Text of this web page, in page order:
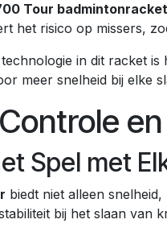
Tour badmintonracket
het risico op missers,
in dit racket is
meer snelheid bij elke
Spel met
biedt niet alleen
bij het slaan van